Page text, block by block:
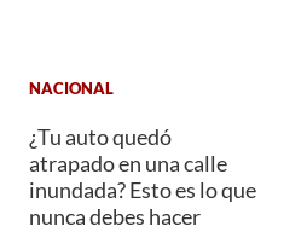
NACIONAL
¿Tu auto quedó
atrapado en una calle
inundada? Esto es lo que
nunca debes hacer